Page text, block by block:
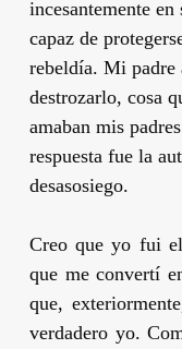
incesantemente
capaz de
rebeldía. Mi padre
destrozarlo, cosa
amaban mis
respuesta fue la
desasosiego.
Creo que yo fui
que me convertí
que,
verdadero yo.